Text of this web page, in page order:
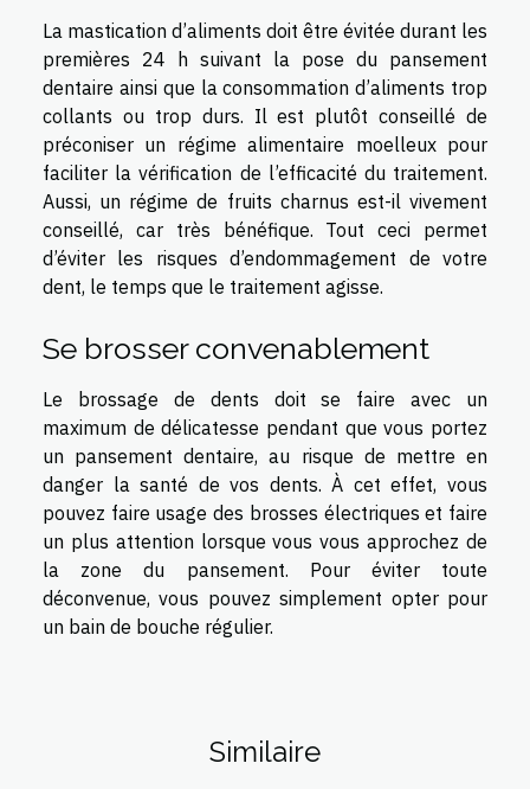
La mastication d’aliments doit être évitée durant les
premières 24 h suivant la pose du pansement
dentaire ainsi que la consommation d’aliments trop
collants ou trop durs. Il est plutôt conseillé de
préconiser un régime alimentaire moelleux pour
faciliter la vérification de l’efficacité du traitement.
Aussi, un régime de fruits charnus est-il vivement
conseillé, car très bénéfique. Tout ceci permet
d’éviter les risques d’endommagement de votre
dent, le temps que le traitement agisse.
Se brosser convenablement
Le brossage de dents doit se faire avec un
maximum de délicatesse pendant que vous portez
un pansement dentaire, au risque de mettre en
danger la santé de vos dents. À cet effet, vous
pouvez faire usage des brosses électriques et faire
un plus attention lorsque vous vous approchez de
la zone du pansement. Pour éviter toute
déconvenue, vous pouvez simplement opter pour
un bain de bouche régulier.
Similaire